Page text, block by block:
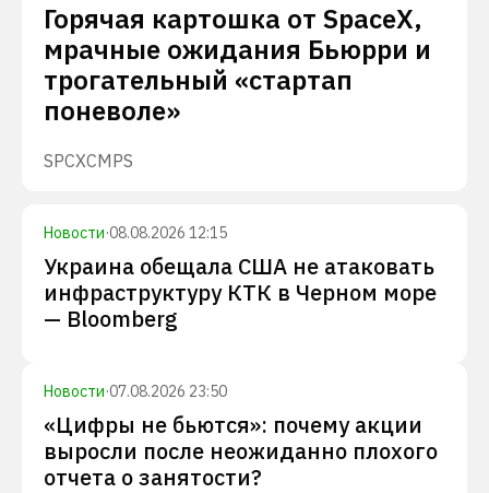
Горячая картошка от SpaceX,
мрачные ожидания Бьюрри и
трогательный «стартап
поневоле»
SPCXCMPS
Новости·08.08.2026 12:15
Украина обещала США не атаковать
инфраструктуру КТК в Черном море
— Bloomberg
Новости·07.08.2026 23:50
«Цифры не бьются»: почему акции
выросли после неожиданно плохого
отчета о занятости?